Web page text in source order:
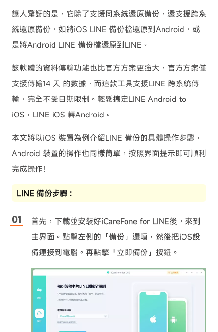
讓人驚訝的是，它除了支援同系統還原備份，還支援跨系
統還原備份，如將iOS LINE 備份檔還原到Android，或
是將Android LINE 備份檔還原到LINE。
該軟體的資料傳輸功能也比官方方案更強大，官方方案僅
支援傳輸14 天 的數據，而這款工具支援LINE 跨系統傳
輸，完全不受日期限制。輕鬆搞定LINE Android to
iOS，LINE iOS 轉Android。
本文將以iOS 裝置為例介紹LINE 備份的具體操作步驟，
Android 裝置的操作也同樣簡單，按照界面提示即可順利
完成操作！
LINE 備份步驟：
首先，下載並安裝好iCareFone for LINE後，來到
主界面。點擊左側的「備份」選項，然後把iOS設
備連接到電腦。再點擊「立即備份」按鈕。